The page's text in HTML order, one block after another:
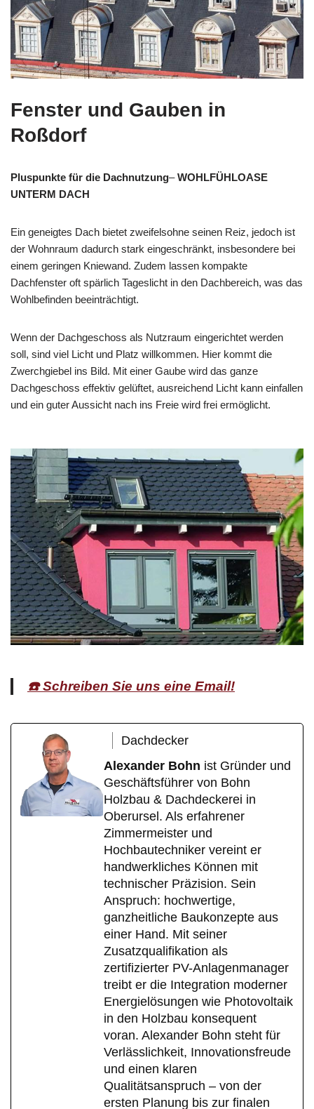
Fenster und Gauben in
Roßdorf
Pluspunkte für die Dachnutzung–WOHLFÜHLOASE
UNTERM DACH
Ein geneigtes Dach bietet zweifelsohne seinen Reiz, jedoch ist
der Wohnraum dadurch stark eingeschränkt, insbesondere bei
einem geringen Kniewand. Zudem lassen kompakte
Dachfenster oft spärlich Tageslicht in den Dachbereich, was das
Wohlbefinden beeinträchtigt.
Wenn der Dachgeschoss als Nutzraum eingerichtet werden
soll, sind viel Licht und Platz willkommen. Hier kommt die
Zwerchgiebel ins Bild. Mit einer Gaube wird das ganze
Dachgeschoss effektiv gelüftet, ausreichend Licht kann einfallen
und ein guter Aussicht nach ins Freie wird frei ermöglicht.
☎️ Schreiben Sie uns eine Email!
Dachdecker
Alexander Bohn ist Gründer und
Geschäftsführer von Bohn
Holzbau & Dachdeckerei in
Oberursel. Als erfahrener
Zimmermeister und
Hochbautechniker vereint er
handwerkliches Können mit
technischer Präzision. Sein
Anspruch: hochwertige,
ganzheitliche Baukonzepte aus
einer Hand. Mit seiner
Zusatzqualifikation als
zertifizierter PV-Anlagenmanager
treibt er die Integration moderner
Energielösungen wie Photovoltaik
in den Holzbau konsequent
voran. Alexander Bohn steht für
Verlässlichkeit, Innovationsfreude
und einen klaren
Qualitätsanspruch – von der
ersten Planung bis zur finalen